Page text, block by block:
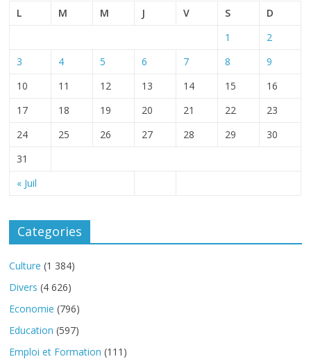
L
M M J V S D
« Juil
1
2
3
4 5 6 7 8
9
10
11 12 13 14 15
16
17
18 19 20 21 22
23
24
25 26 27 28 29
30
31
Categories
Culture (1 384)
Divers (4 626)
Economie (796)
Education (597)
Emploi et Formation (111)